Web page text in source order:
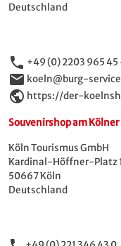
Deutschland
phone +49 (0) 2203 965
email koeln@burg-
public https://der-
Souvenirshop am Kölner
Köln Tourismus GmbH
Kardinal-Höffner-Platz 1
50667 Köln
Deutschland